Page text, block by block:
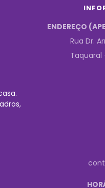
ENDEREÇO
Rua Dr.
Taquaral